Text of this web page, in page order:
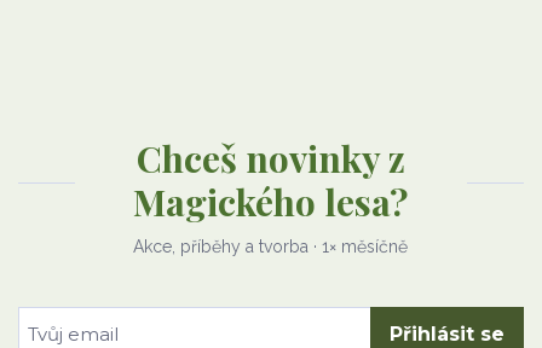
Chceš novinky z
Magického lesa?
Akce, příběhy a tvorba · 1× měsíčně
Přihlásit se